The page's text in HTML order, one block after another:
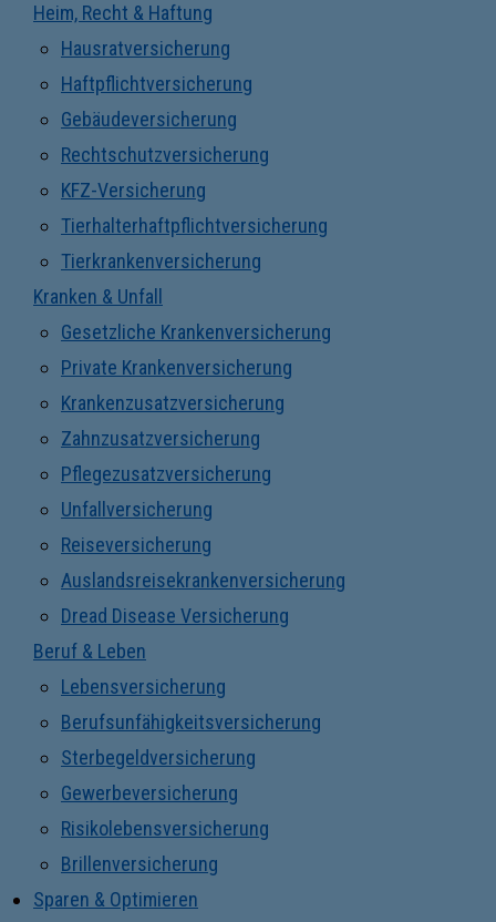
Heim, Recht & Haftung
Hausratversicherung
Haftpflichtversicherung
Gebäudeversicherung
Rechtschutzversicherung
KFZ-Versicherung
Tierhalterhaftpflichtversicherung
Tierkrankenversicherung
Kranken & Unfall
Gesetzliche Krankenversicherung
Private Krankenversicherung
Krankenzusatzversicherung
Zahnzusatzversicherung
Pflegezusatzversicherung
Unfallversicherung
Reiseversicherung
Auslandsreisekrankenversicherung
Dread Disease Versicherung
Beruf & Leben
Lebensversicherung
Berufsunfähigkeitsversicherung
Sterbegeldversicherung
Gewerbeversicherung
Risikolebensversicherung
Brillenversicherung
Sparen & Optimieren